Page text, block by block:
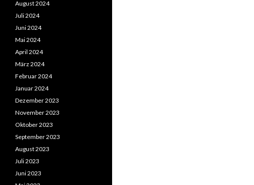
August 2024
Juli 2024
Juni 2024
Mai 2024
April 2024
März 2024
Februar 2024
Januar 2024
Dezember 2023
November 2023
Oktober 2023
September 2023
August 2023
Juli 2023
Juni 2023